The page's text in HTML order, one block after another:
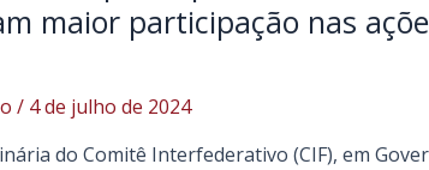
maior participação nas
/ 4 de julho de 2024
do Comitê Interfederativo (CIF), em